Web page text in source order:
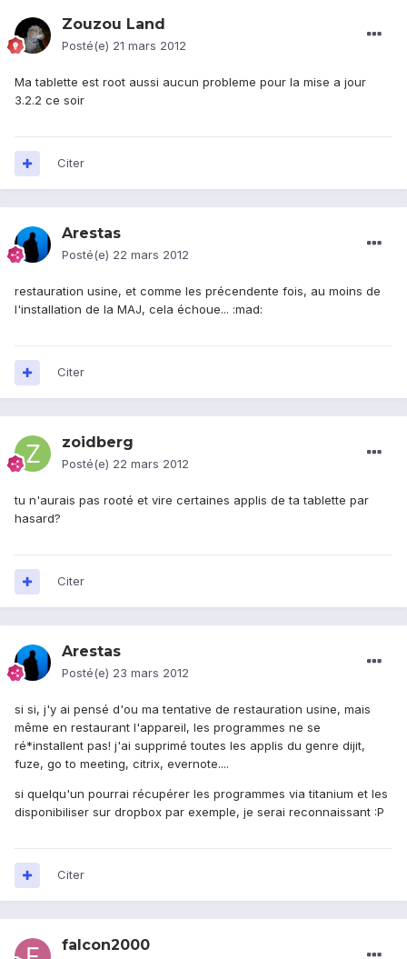
Zouzou Land
Posté(e) 21 mars 2012
Ma tablette est root aussi aucun probleme pour la mise a jour
3.2.2 ce soir
Citer
Arestas
Posté(e) 22 mars 2012
restauration usine, et comme les précendente fois, au moins de
l'installation de la MAJ, cela échoue... :mad:
Citer
zoidberg
Posté(e) 22 mars 2012
tu n'aurais pas rooté et vire certaines applis de ta tablette par
hasard?
Citer
Arestas
Posté(e) 23 mars 2012
si si, j'y ai pensé d'ou ma tentative de restauration usine, mais
même en restaurant l'appareil, les programmes ne se
ré*installent pas! j'ai supprimé toutes les applis du genre dijit,
fuze, go to meeting, citrix, evernote....
si quelqu'un pourrai récupérer les programmes via titanium et les
disponibiliser sur dropbox par exemple, je serai reconnaissant :P
Citer
falcon2000